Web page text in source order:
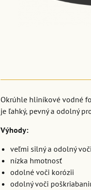
Okrúhle hliníkové vodné
je ľahký, pevný a odolný
Výhody:
veľmi silný a odolný
nízka hmotnosť
odolné voči korózii
odolný voči